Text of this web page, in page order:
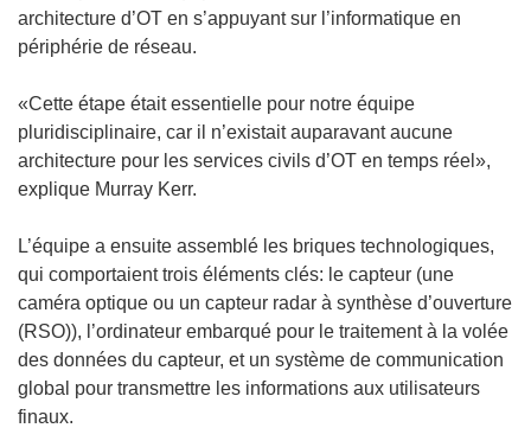
u
l
l
e
n
ê
t
r
e
)
o
u
e
l
l
e
e
n
ê
t
r
e
architecture d’OT en s’appuyant sur l’informatique en
périphérie de réseau.
«Cette étape était essentielle pour notre équipe
pluridisciplinaire, car il n’existait auparavant aucune
architecture pour les services civils d’OT en temps réel»,
explique Murray Kerr.
L’équipe a ensuite assemblé les briques technologiques,
qui comportaient trois éléments clés: le capteur (une
caméra optique ou un capteur radar à synthèse d’ouverture
(RSO)), l’ordinateur embarqué pour le traitement à la volée
des données du capteur, et un système de communication
global pour transmettre les informations aux utilisateurs
finaux.